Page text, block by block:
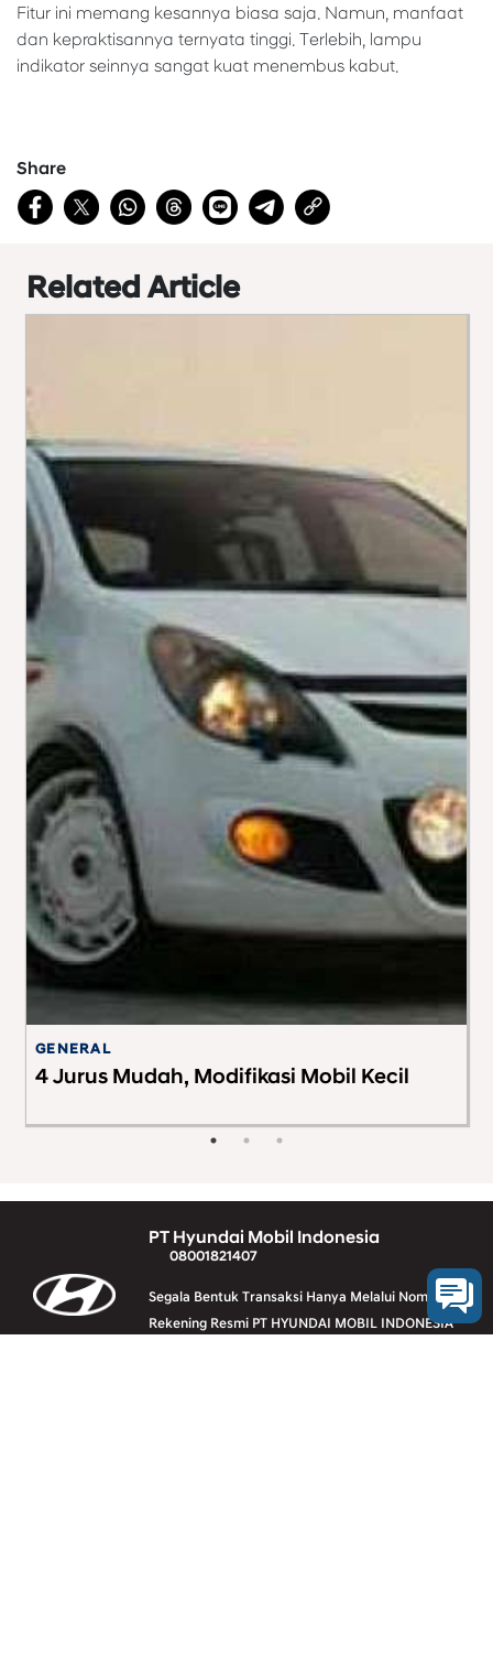
Fitur ini memang kesannya biasa saja. Namun, manfaat
dan kepraktisannya ternyata tinggi. Terlebih, lampu
indikator seinnya sangat kuat menembus kabut.
Share
Related Article
GENERAL
4 Jurus Mudah, Modifikasi Mobil Kecil
PT Hyundai Mobil Indonesia
08001821407
Segala Bentuk Transaksi Hanya Melalui Nomer
Rekening Resmi PT HYUNDAI MOBIL INDONESIA